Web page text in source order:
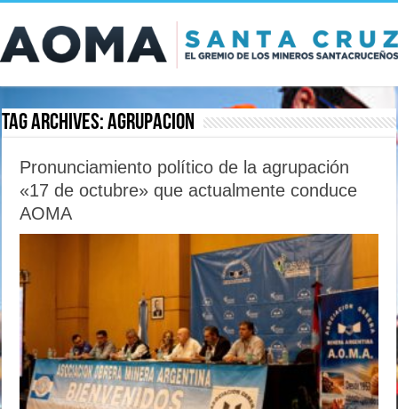
Tag Archives:agrupacion
Pronunciamiento político de la agrupación
«17 de octubre» que actualmente conduce
AOMA